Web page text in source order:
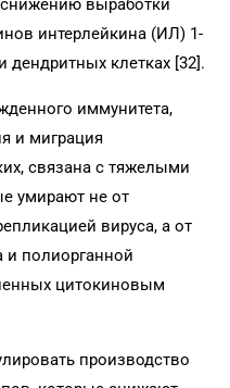
выработки
интерлейкина (ИЛ) 1-
дендритных клетках [32].
иммунитета,
и миграция
связана с тяжелыми
умирают не от
вируса, а от
и полиорганной
цитокиновым
производство